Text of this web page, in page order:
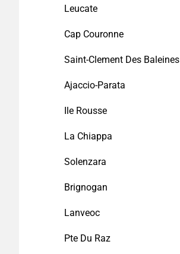
Leucate
Cap Couronne
Saint-Clement Des Baleines
Ajaccio-Parata
Ile Rousse
La Chiappa
Solenzara
Brignogan
Lanveoc
Pte Du Raz